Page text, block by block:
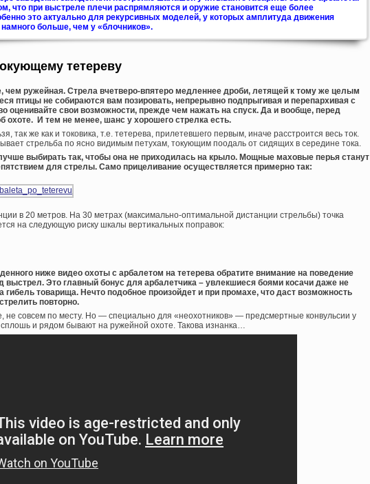
что при выстреле плечи распрямляются и оружие становится еще более
это актуально для рекурсивных моделей, у которых амплитуда движения
больше, чем у «блочников».
тетереву
чем ружейная. Стрела вчетверо-впятеро медленнее дроби, летящей к тому же целым
птицы не собираются вам позировать, непрерывно подпрыгивая и перепархивая с
оценивайте свои возможности, прежде чем нажать на спуск. Да и вообще, перед
охоте. И тем не менее, шанс у хорошего стрелка есть.
так же как и токовика, т.е. тетерева, прилетевшего первым, иначе расстроится весь ток.
стрельба по ясно видимым петухам, токующим поодаль от сидящих в середине тока.
выбирать так, чтобы она не приходилась на крыло. Мощные маховые перья станут
для стрелы. Само прицеливание осуществляется примерно так:
в 20 метров. На 30 метрах (максимально-оптимальной дистанции стрельбы) точка
на следующую риску шкалы вертикальных поправок:
ниже видео охоты с арбалетом на тетерева обратите внимание на поведение
выстрел. Это главный бонус для арбалетчика – увлекшиеся боями косачи даже не
гибель товарища. Нечто подобное произойдет и при промахе, что даст возможность
повторно.
не совсем по месту. Но — специально для «неохотников» — предсмертные конвульсии у
и рядом бывают на ружейной охоте. Такова изнанка…